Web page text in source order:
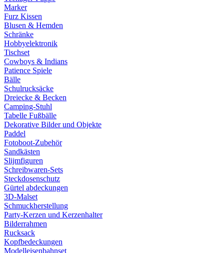
Marker
Furz Kissen
Blusen & Hemden
Schränke
Hobbyelektronik
Tischset
Cowboys & Indians
Patience Spiele
Bälle
Schulrucksäcke
Dreiecke & Becken
Camping-Stuhl
Tabelle Fußbälle
Dekorative Bilder und Objekte
Paddel
Fotoboot-Zubehör
Sandkästen
Slijmfiguren
Schreibwaren-Sets
Steckdosenschutz
Gürtel abdeckungen
3D-Malset
Schmuckherstellung
Party-Kerzen und Kerzenhalter
Bilderrahmen
Rucksack
Kopfbedeckungen
Modelleisenbahnset